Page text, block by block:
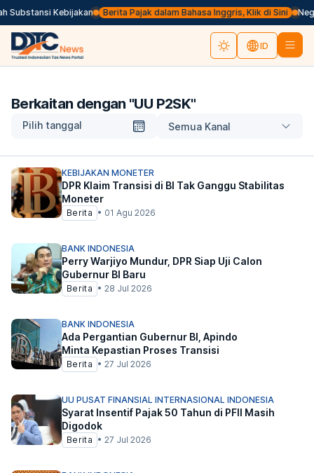
Kebijakan Berita Pajak dalam Bahasa Inggris, Klik di Sini
ID
Berkaitan dengan "UU P2SK"
Pilih tanggal Semua Kanal
KEBIJAKAN MONETER
DPR Klaim Transisi di BI Tak Ganggu Stabilitas
Moneter
Berita • 01 Agu 2026
BANK INDONESIA
Perry Warjiyo Mundur, DPR Siap Uji Calon
Gubernur BI Baru
Berita • 28 Jul 2026
BANK INDONESIA
Ada Pergantian Gubernur BI, Apindo
Minta Kepastian Proses Transisi
Berita • 27 Jul 2026
UU PUSAT FINANSIAL INTERNASIONAL INDONESIA
Syarat Insentif Pajak 50 Tahun di PFII Masih
Digodok
Berita • 27 Jul 2026